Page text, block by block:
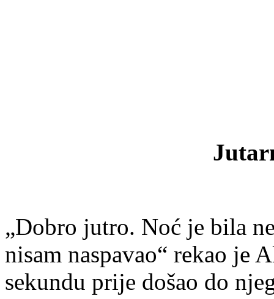
„Dobro jutro. Noć je bila
nisam naspavao“ rekao je
sekundu prije došao do